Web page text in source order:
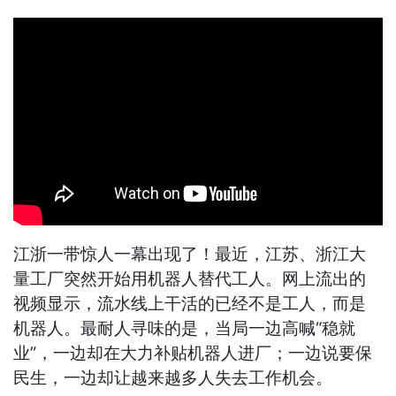
江浙一带惊人一幕出现了！最近，江苏、浙江大
量工厂突然开始用机器人替代工人。网上流出的
视频显示，流水线上干活的已经不是工人，而是
机器人。最耐人寻味的是，当局一边高喊“稳就
业”，一边却在大力补贴机器人进厂；一边说要保
民生，一边却让越来越多人失去工作机会。